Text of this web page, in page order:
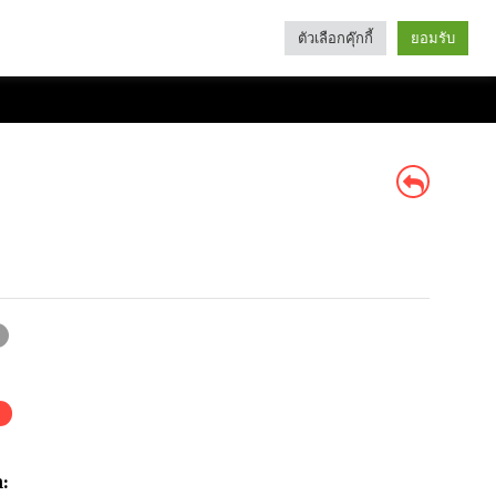
Categories
ตัวเลือกคุ๊กกี้ ยอมรับ